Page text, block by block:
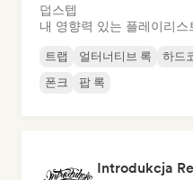
덥스텝
내 영향력 있는 플레이리
트랩 얼터너티브 록 하드
폰크
팝 록
Introdukcja